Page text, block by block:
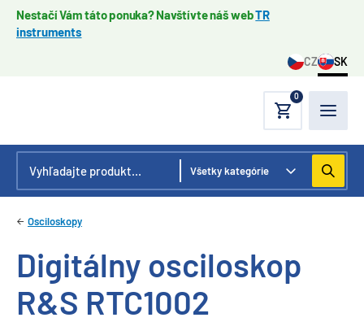
Nestačí Vám táto ponuka? Navštívte náš webTR
instruments
CZ SK
0
Osciloskopy
Digitálny osciloskop
R&S RTC1002